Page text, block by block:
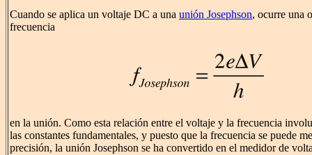
Cuando se aplica un voltaje DC a una unión Josephson, ocurre una
frecuencia
en la unión. Como esta relación entre el voltaje y la frecuencia
las constantes fundamentales, y puesto que la frecuencia se puede
precisión, la unión Josephson se ha convertido en el medidor de